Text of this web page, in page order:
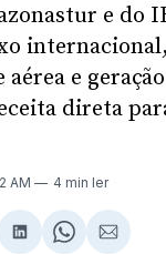
e do
e
direta
AM 4 min ler
Compartilhar
Share